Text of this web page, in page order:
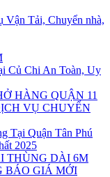
Tải, Chuyển nhà,
Củ Chi An Toàn, Uy
HÀNG QUẬN 11
VỤ CHUYỂN
Tại Quận Tân Phú
2025
THÙNG DÀI 6M
BÁO GIÁ MỚI